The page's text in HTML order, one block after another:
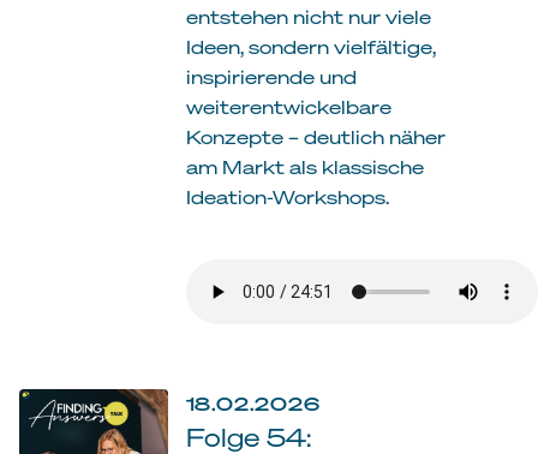
entstehen nicht nur viele
Ideen, sondern vielfältige,
inspirierende und
weiterentwickelbare
Konzepte – deutlich näher
am Markt als klassische
Ideation-Workshops.
18.02.2026
Folge 54: